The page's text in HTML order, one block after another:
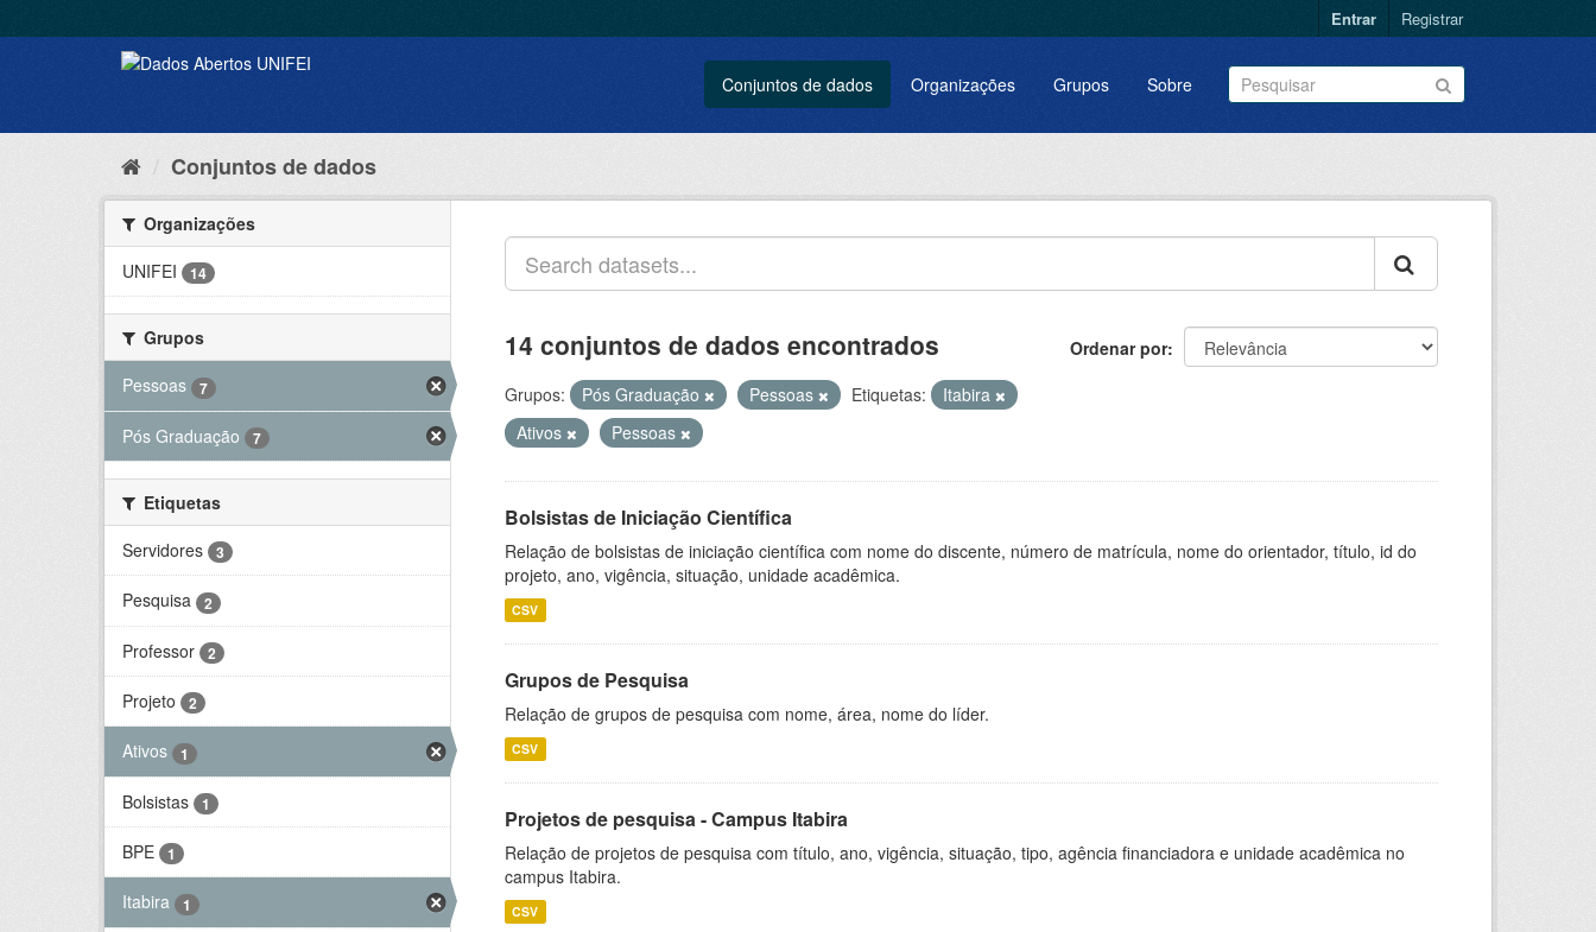
Entrar Registrar
Conjuntos de dados Organizações Grupos Sobre
Conjuntos de dados
Organizações
UNIFEI
14
Grupos
Pessoas
7
Pós Graduação 7
Etiquetas
Servidores
3
Pesquisa 2
Professor 2
Projeto 2
Ativos 1
Bolsistas 1
BPE 1
Itabira 1
Ordenar por
14 conjuntos de dados encontrados
Grupos: Pós Graduação Pessoas Etiquetas:
Itabira
Ativos
Pessoas
Bolsistas de Iniciação Científica
Relação de bolsistas de iniciação científica com nome do discente, número de matrícula, nome do orientador, título, id do
projeto, ano, vigência, situação, unidade acadêmica.
CSV
Grupos de Pesquisa
Relação de grupos de pesquisa com nome, área, nome do líder.
CSV
Projetos de pesquisa - Campus Itabira
Relação de projetos de pesquisa com título, ano, vigência, situação, tipo, agência financiadora e unidade acadêmica no
campus Itabira.
CSV